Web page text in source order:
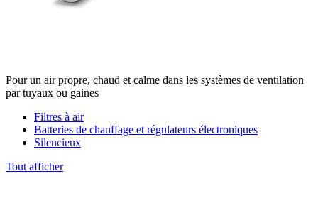
Pour un air propre, chaud et calme dans les systèmes de ventilation
par tuyaux ou gaines
Filtres à air
Batteries de chauffage et régulateurs électroniques
Silencieux
Tout afficher